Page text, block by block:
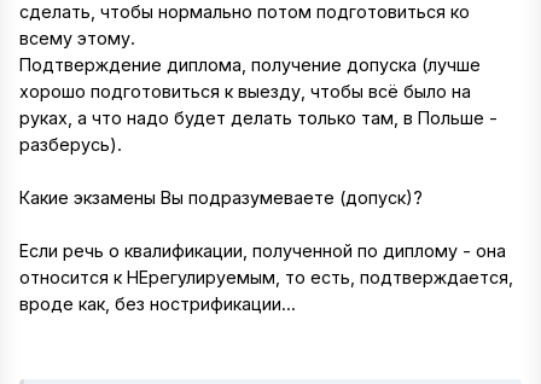
сделать, чтобы нормально потом подготовиться ко
всему этому.
Подтверждение диплома, получение допуска (лучше
хорошо подготовиться к выезду, чтобы всё было на
руках, а что надо будет делать только там, в Польше -
разберусь).
Какие экзамены Вы подразумеваете (допуск)?
Если речь о квалификации, полученной по диплому - она
относится к НЕрегулируемым, то есть, подтверждается,
вроде как, без нострификации...